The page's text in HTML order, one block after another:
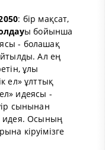
: бір мақсат,
ы бойынша
- болашақ
Ал ең
ұлы
ел» ұлттық
идеясы -
сынынан
идея. Осының
кіруімізге